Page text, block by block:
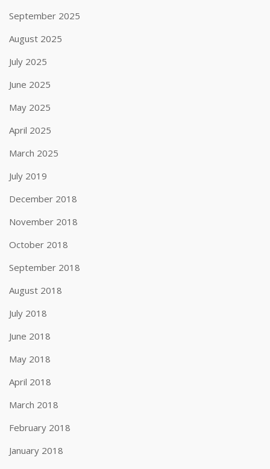
September 2025
August 2025
July 2025
June 2025
May 2025
April 2025
March 2025
July 2019
December 2018
November 2018
October 2018
September 2018
August 2018
July 2018
June 2018
May 2018
April 2018
March 2018
February 2018
January 2018